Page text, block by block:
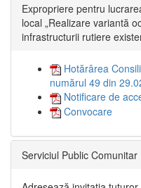
Expropriere pentru
local „Realizare variantă
infrastructurii rutiere
Hotărârea
numărul 49 din
Notificare de
Convocare
Serviciul Public